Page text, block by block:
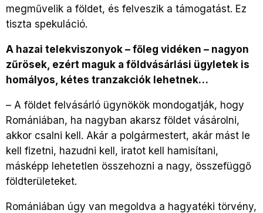
megművelik a földet, és felveszik a támogatást. Ez
tiszta spekuláció.
A hazai telekviszonyok – főleg vidéken – nagyon
zűrösek, ezért maguk a földvásárlási ügyletek is
homályos, kétes tranzakciók lehetnek…
– A földet felvásárló ügynökök mondogatják, hogy
Romániában, ha nagyban akarsz földet vásárolni,
akkor csalni kell. Akár a polgármestert, akár mást le
kell fizetni, hazudni kell, iratot kell hamisítani,
másképp lehetetlen összehozni a nagy, összefüggő
földterületeket.
Romániában úgy van megoldva a hagyatéki törvény,